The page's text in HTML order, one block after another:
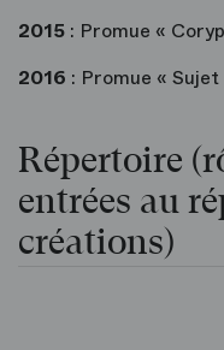
2015 : Promue «
2016 : Promue « Sujet
Répertoire
entrées au
créations)